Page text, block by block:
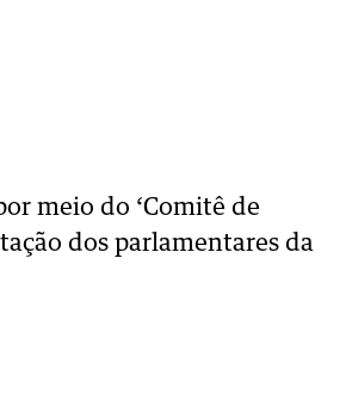
meio do ‘Comitê de
dos parlamentares da